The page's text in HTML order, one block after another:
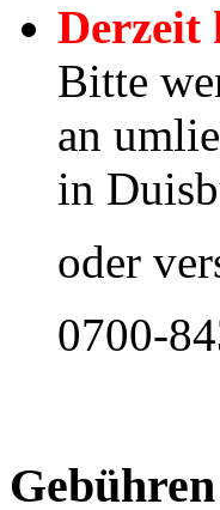
Derzeit
Bitte
an
in
oder
0700-